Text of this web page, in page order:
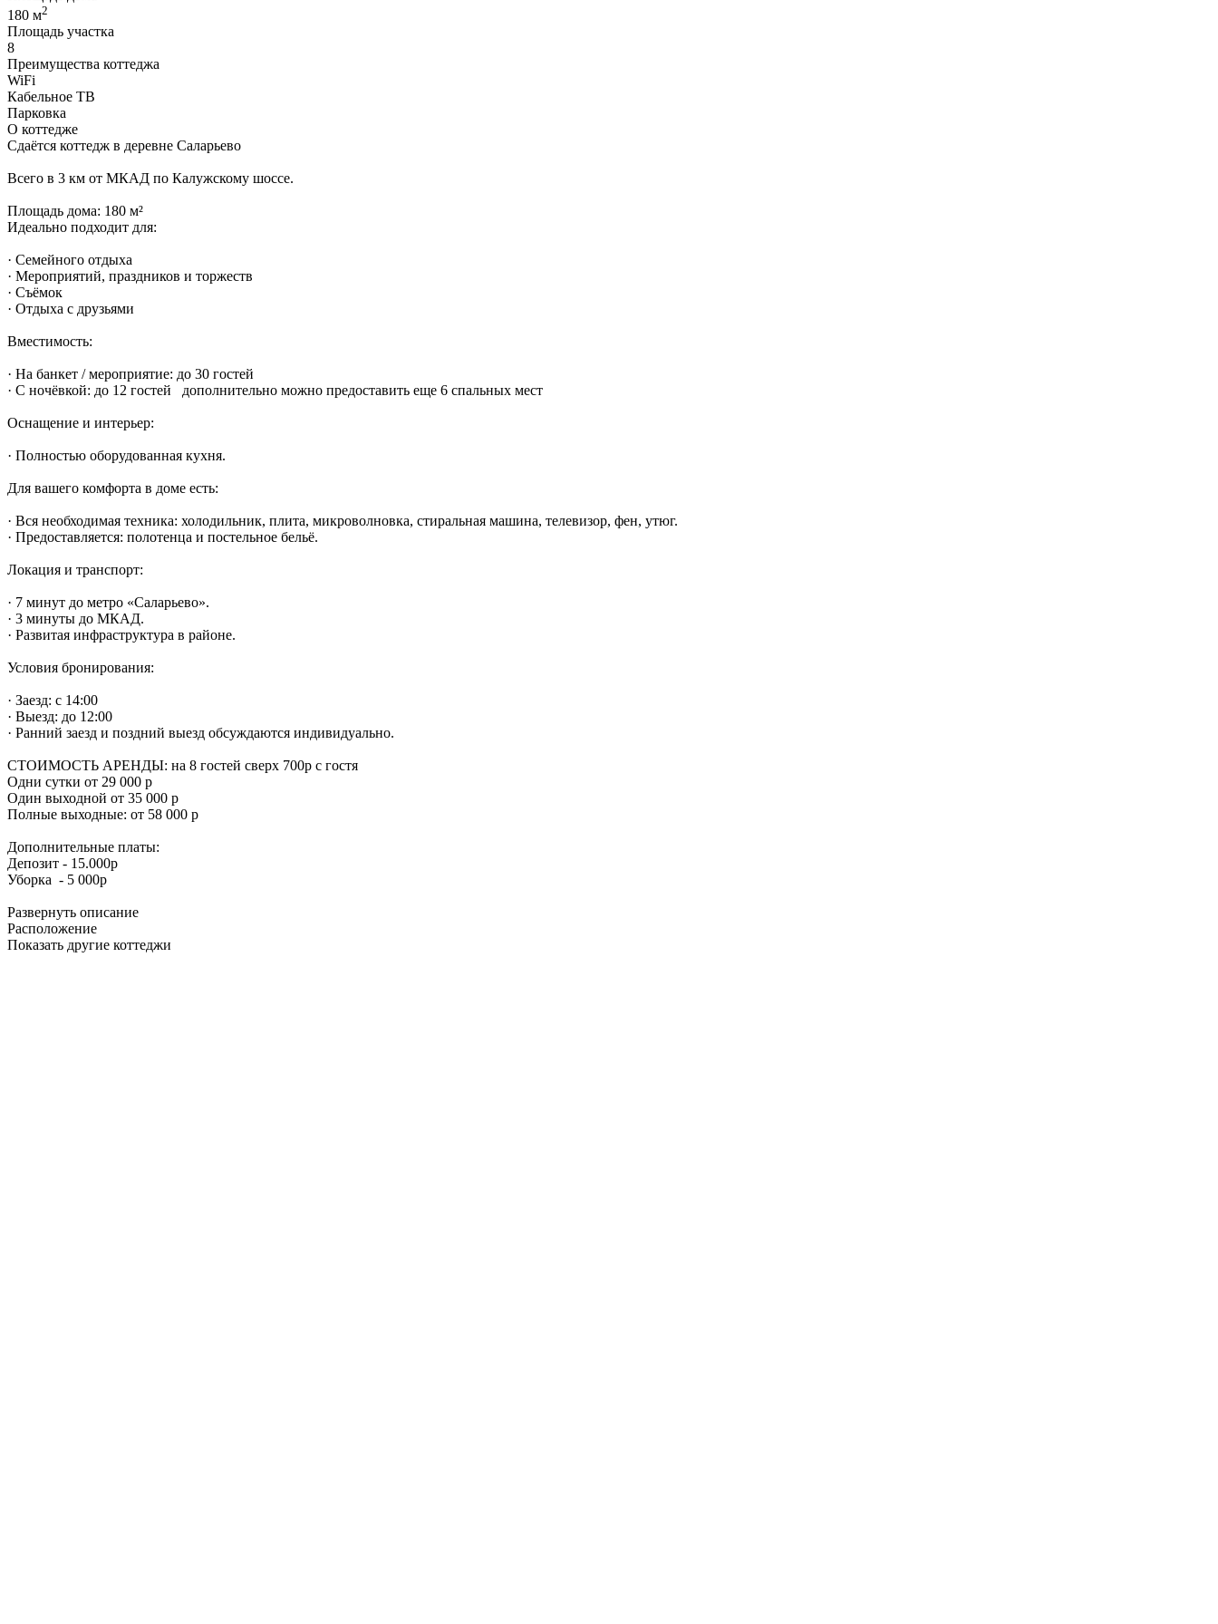
180 м2
Площадь участка
8
Преимущества коттеджа
WiFi
Кабельное ТВ
Парковка
О коттедже
Сдаётся коттедж в деревне Саларьево
Всего в 3 км от МКАД по Калужскому шоссе.
Площадь дома: 180 м²
Идеально подходит для:
· Семейного отдыха
· Мероприятий, праздников и торжеств
· Съёмок
· Отдыха с друзьями
Вместимость:
· На банкет / мероприятие: до 30 гостей
· С ночёвкой: до 12 гостей дополнительно можно предоставить еще 6 спальных мест
Оснащение и интерьер:
· Полностью оборудованная кухня.
Для вашего комфорта в доме есть:
· Вся необходимая техника: холодильник, плита, микроволновка, стиральная машина, телевизор, фен, утюг.
· Предоставляется: полотенца и постельное бельё.
Локация и транспорт:
· 7 минут до метро «Саларьево».
· 3 минуты до МКАД.
· Развитая инфраструктура в районе.
Условия бронирования:
· Заезд: с 14:00
· Выезд: до 12:00
· Ранний заезд и поздний выезд обсуждаются индивидуально.
СТОИМОСТЬ АРЕНДЫ: на 8 гостей сверх 700р с гостя
Одни сутки от 29 000 р
Один выходной от 35 000 р
Полные выходные: от 58 000 р
Дополнительные платы:
Депозит - 15.000р
Уборка - 5 000р
Развернуть описание
Расположение
Показать другие коттеджи